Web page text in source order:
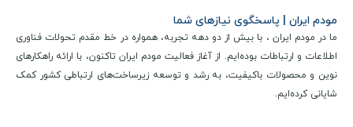
راحتی با محیط‌های مختلف ترکیب می‌شود.
مودم ایران | پاسخگوی نیازهای شما
ما در مودم ایران ، با بیش از دو دهه تجربه، همواره در خط مقدم تحولات فناوری
اطلاعات و ارتباطات بوده‌ایم. از آغاز فعالیت مودم ایران تاکنون، با ارائه راهکارهای
نوین و محصولات باکیفیت، به رشد و توسعه زیرساخت‌های ارتباطی کشور کمک
شایانی کرده‌ایم.